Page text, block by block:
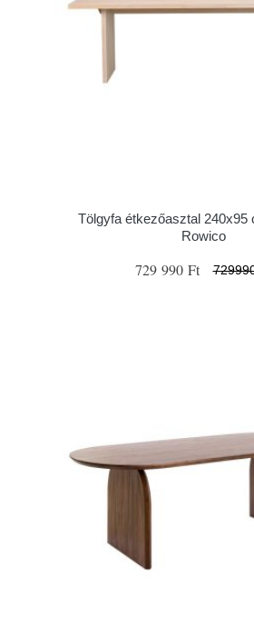
Tölgyfa étkezőasztal 240x95
Rowico
729 990 Ft